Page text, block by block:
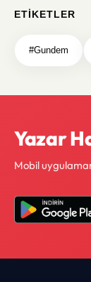
ETIKETLER
#Gundem
Yazar
Mobil